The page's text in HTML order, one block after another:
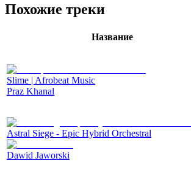
Похожие треки
Название
Slime | Afrobeat Music
Praz Khanal
Astral Siege - Epic Hybrid Orchestral
Dawid Jaworski